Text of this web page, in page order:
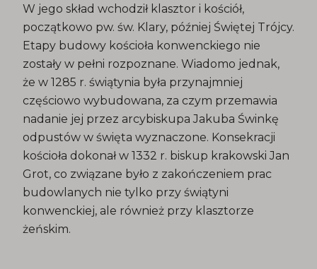
W jego skład wchodził klasztor i kościół,
początkowo pw. św. Klary, później Świętej Trójcy.
Etapy budowy kościoła konwenckiego nie
zostały w pełni rozpoznane. Wiadomo jednak,
że w 1285 r. świątynia była przynajmniej
częściowo wybudowana, za czym przemawia
nadanie jej przez arcybiskupa Jakuba Świnkę
odpustów w święta wyznaczone. Konsekracji
kościoła dokonał w 1332 r. biskup krakowski Jan
Grot, co związane było z zakończeniem prac
budowlanych nie tylko przy świątyni
konwenckiej, ale również przy klasztorze
żeńskim.